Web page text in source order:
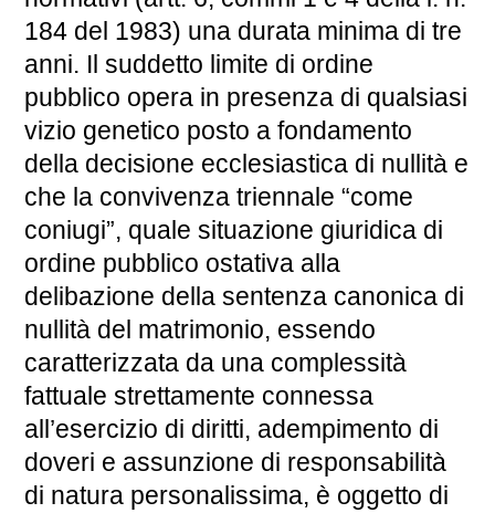
184 del 1983) una durata minima di tre
anni. Il suddetto limite di ordine
pubblico opera in presenza di qualsiasi
vizio genetico posto a fondamento
della decisione ecclesiastica di nullità e
che la convivenza triennale “come
coniugi”, quale situazione giuridica di
ordine pubblico ostativa alla
delibazione della sentenza canonica di
nullità del matrimonio, essendo
caratterizzata da una complessità
fattuale strettamente connessa
all’esercizio di diritti, adempimento di
doveri e assunzione di responsabilità
di natura personalissima, è oggetto di